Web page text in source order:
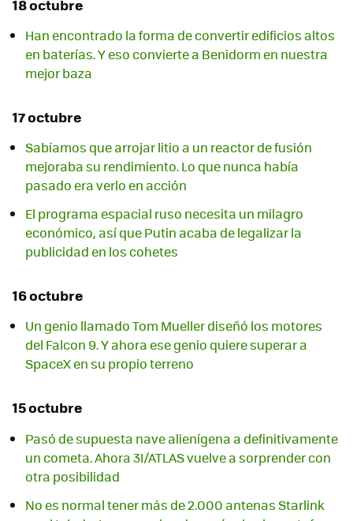
18 octubre
Han encontrado la forma de convertir edificios altos
en baterías. Y eso convierte a Benidorm en nuestra
mejor baza
17 octubre
Sabíamos que arrojar litio a un reactor de fusión
mejoraba su rendimiento. Lo que nunca había
pasado era verlo en acción
El programa espacial ruso necesita un milagro
económico, así que Putin acaba de legalizar la
publicidad en los cohetes
16 octubre
Un genio llamado Tom Mueller diseñó los motores
del Falcon 9. Y ahora ese genio quiere superar a
SpaceX en su propio terreno
15 octubre
Pasó de supuesta nave alienígena a definitivamente
un cometa. Ahora 3I/ATLAS vuelve a sorprender con
otra posibilidad
No es normal tener más de 2.000 antenas Starlink